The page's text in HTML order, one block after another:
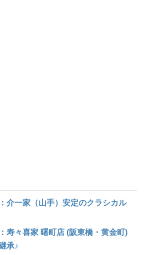
介一家（山手）安定のクラシカル
寿々喜家 曙町店 (阪東橋・黄金町)
承♪